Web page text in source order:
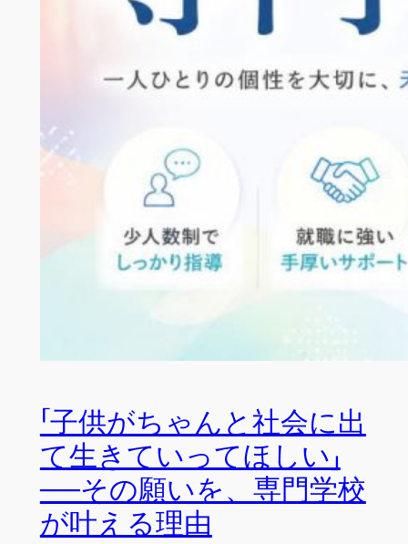
「子供がちゃんと社会に出
て生きていってほしい」
──その願いを、専門学校
が叶える理由